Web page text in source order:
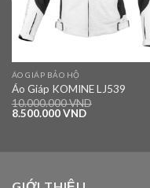
ÁO GIÁP BẢO HỘ
Áo Giáp KOMINE LJ539
10.000.000VND
8.500.000VND